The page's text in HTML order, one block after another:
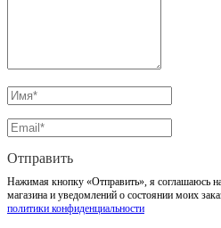
Отправить
Нажимая кнопку «Отправить», я соглашаюсь
магазина и уведомлений о состоянии моих
политики конфиденциальности